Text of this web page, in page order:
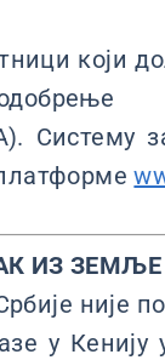
који
Систему
ИЗ ЗЕМЉЕ
није
у